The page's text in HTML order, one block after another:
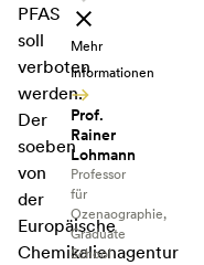
PFAS
soll
verboten
werden.
Der
soeben
von
der
Europäische
Chemikalienagentur
Mehr
Informationen
Prof.
Rainer
Lohmann
Professor
für
Ozenaographie,
Graduate
School